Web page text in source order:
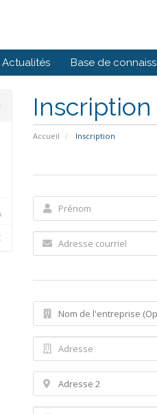
Actualités Base de
Inscription
Accueil Inscription